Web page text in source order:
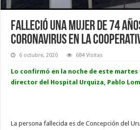
Falleció una mujer de 74
coronavirus en la
6 octubre, 2020 684 Visitas
Lo confirmó en la noche de este martes
director del Hospital Urquiza, Pablo
La persona fallecida es de Concepción del